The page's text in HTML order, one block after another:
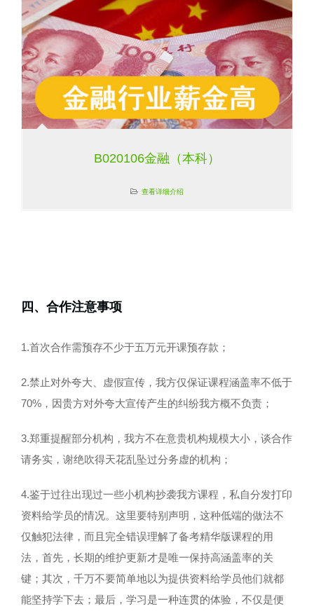
B020106金融（本科）
查看详细介绍
四、合作注意事项
1.首次合作需预存不少于五万元开课预存款；
2.禁止对外夸大、虚假宣传，我方仅保证课程涵盖率不低于
70%，因贵方对外夸大宣传产生的纠纷我方概不负责；
3.郑重提醒部分机构，我方不在意贵机构规模大小，谈合作
请务实，谢绝吹得天花乱坠过分务虚的机构；
4.鉴于过往出现过一些小机构抄袭我方课程，私自分发打印
资料给学员的情况。这里要特别声明，这种低端的做法不
仅触犯法律，而且完全错误理解了备考精华版课程的用
法，首先，长期的维护更新才是唯一保持高涵盖率的关
键；其次，千万不要简单地以为提供资料给学员他们就都
能坚持学下去；最后，学习是一种连贯的体验，不仅是便